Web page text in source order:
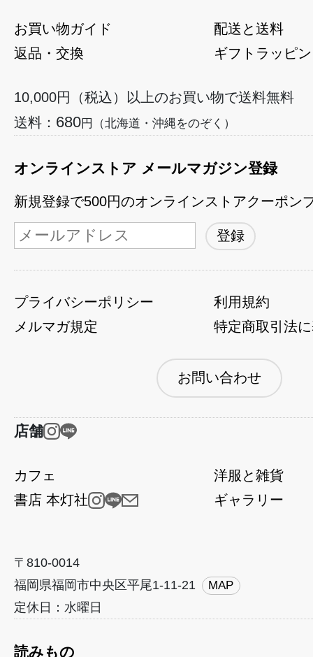
お買い物ガイド
配送と送料
返品・交換
ギフトラッピ
10,000円（税込）以上のお買い物で送料無料
送料： 680円（北海道・沖縄をのぞく）
オンラインストア メールマガジン登録
新規登録で500円のオンラインストアクーポン
プライバシーポリシー
利用規約
メルマガ規定
特定商取引法
お問い合わせ
店舗
カフェ
洋服と雑貨
書店 本灯社
ギャラリー
〒810-0014
福岡県福岡市中央区平尾1-11-21
MAP
定休日：水曜日
読みもの